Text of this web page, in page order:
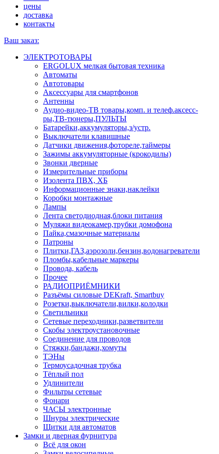
цены
доставка
контакты
Ваш заказ:
ЭЛЕКТРОТОВАРЫ
ERGOLUX мелкая бытовая техника
Автоматы
Автотовары
Аксессуары для смартфонов
Антенны
Аудио-видео-ТВ товары,комп. и телеф.аксесс-
ры,ТВ-тюнеры,ПУЛЬТЫ
Батарейки,аккумуляторы,з/устр.
Выключатели клавишные
Датчики движения,фотореле,таймеры
Зажимы аккумуляторные (крокодилы)
Звонки дверные
Измерительные приборы
Изолента ПВХ, ХБ
Информационные знаки,наклейки
Коробки монтажные
Лампы
Лента светодиодная,блоки питания
Муляжи видеокамер,трубки домофона
Пайка,смазочные материалы
Патроны
Плитки,ГАЗ,аэрозоли,бензин,водонагреватели
Пломбы,кабельные маркеры
Провода, кабель
Прочее
РАДИОПРИЁМНИКИ
Разъёмы силовые DEKraft, Smartbuy
Розетки,выключатели,вилки,колодки
Светильники
Сетевые переходники,разветвители
Скобы электроустановочные
Соединение для проводов
Стяжки,бандажи,хомуты
ТЭНы
Термоусадочная трубка
Тёплый пол
Удлинители
Фильтры сетевые
Фонари
ЧАСЫ электронные
Шнуры электрические
Щитки для автоматов
Замки и дверная фурнитура
Всё для окон